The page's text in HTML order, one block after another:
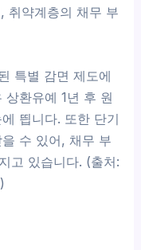
취약계층의 채무 부
특별 감면 제도에
환유예 1년 후 원
띕니다. 또한 단기
수 있어, 채무 부
고 있습니다. (출처: